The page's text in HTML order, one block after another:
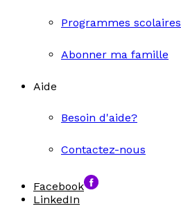
Programmes scolaires
Abonner ma famille
Aide
Besoin d'aide?
Contactez-nous
Facebook
LinkedIn